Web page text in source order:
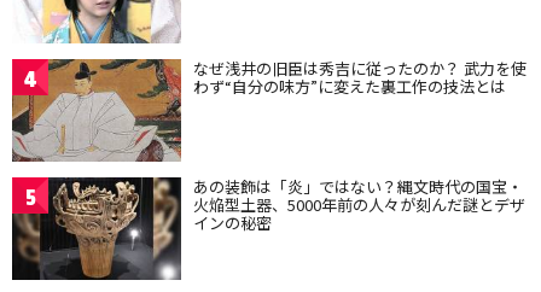
4 なぜ浅井の旧臣は秀吉に従ったのか？ 武力を使
わず“自分の味方”に変えた裏工作の技法とは
5 あの装飾は「炎」ではない？縄文時代の国宝・
火焔型土器、5000年前の人々が刻んだ謎とデザ
インの秘密